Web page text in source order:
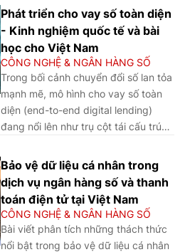
và khung pháp lý thông minh.
Kết quả cho thấy chuyển đổi
số có lợi suất biên giảm dần,
vai trò điều tiết quyết định
thuộc về khung pháp lý thông
minh tích tụ không gian địa lý
được tái định nghĩa theo mật
độ dữ liệu, nhân lực số và
công nghệ. Từ phân tích kinh
nghiệm của các IFC trên, bài
viết đưa ra các bài học và
hàm ý chính sách cho Việt
Nam.
số.
Phát triển cho vay số toàn diện
- Kinh nghiệm quốc tế và bài
học cho Việt Nam
CÔNG NGHỆ & NGÂN HÀNG SỐ
Trong bối cảnh chuyển đổi số lan tỏa
mạnh mẽ, mô hình cho vay số toàn
diện (end-to-end digital lending)
đang nổi lên như trụ cột tái cấu trúc
nghiệm quốc tế, bài viết gợi mở
hướng phát triển mô hình cho vay số
toàn diện phù hợp với Việt Nam.
Bảo vệ dữ liệu cá nhân trong
dịch vụ ngân hàng số và thanh
toán điện tử tại Việt Nam
CÔNG NGHỆ & NGÂN HÀNG SỐ
Bài viết phân tích những thách thức
nổi bật trong bảo vệ dữ liệu cá nhân